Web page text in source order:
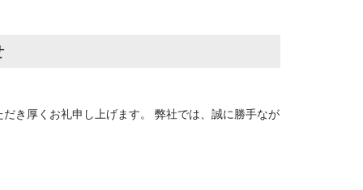
き厚くお礼申し上げます。 弊社では、誠に勝手なが